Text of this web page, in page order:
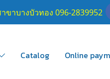
ขาบางบัวทอง 096-2839952
Catalog Online